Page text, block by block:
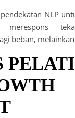
NLP
beban, melainkan